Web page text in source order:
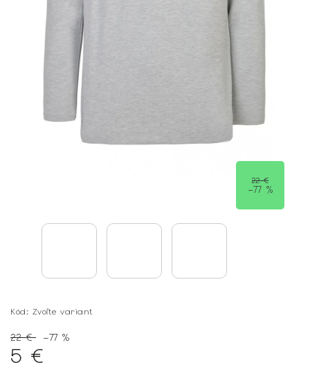
22 €
–77 %
Kód: Zvoľte variant
22 € –77 %
5 €